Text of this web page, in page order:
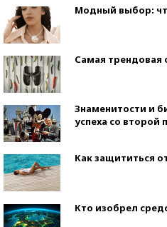
Модный выбор:
Самая трендовая
Знаменитости и
успеха со второй
Как защититься
Кто изобрел